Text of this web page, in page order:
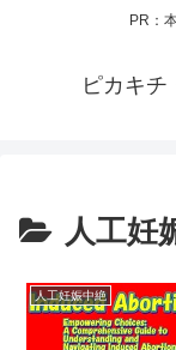
PR：
ピカキチ
人工妊
人工妊娠中絶